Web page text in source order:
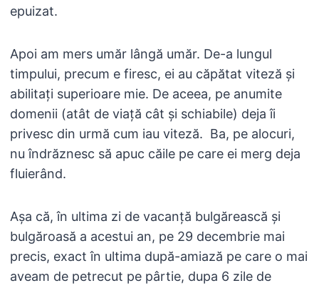
epuizat.
Apoi am mers umăr lângă umăr. De-a lungul
timpului, precum e firesc, ei au căpătat viteză și
abilitați superioare mie. De aceea, pe anumite
domenii (atât de viață cât și schiabile) deja îi
privesc din urmă cum iau viteză. Ba, pe alocuri,
nu îndrăznesc să apuc căile pe care ei merg deja
fluierând.
Așa că, în ultima zi de vacanță bulgărească și
bulgăroasă a acestui an, pe 29 decembrie mai
precis, exact în ultima după-amiază pe care o mai
aveam de petrecut pe pârtie, dupa 6 zile de